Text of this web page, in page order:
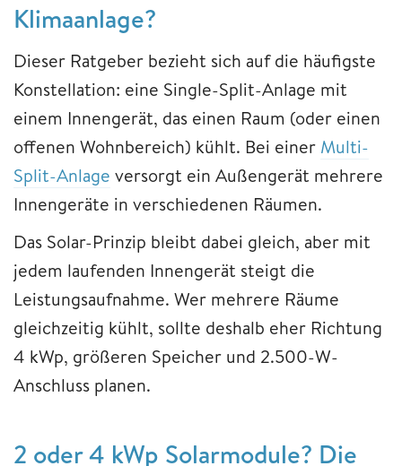
Klimaanlage?
Dieser Ratgeber bezieht sich auf die häufigste
Konstellation: eine Single-Split-Anlage mit
einem Innengerät, das einen Raum (oder einen
offenen Wohnbereich) kühlt. Bei einer Multi-
Split-Anlage versorgt ein Außengerät mehrere
Innengeräte in verschiedenen Räumen.
Das Solar-Prinzip bleibt dabei gleich, aber mit
jedem laufenden Innengerät steigt die
Leistungsaufnahme. Wer mehrere Räume
gleichzeitig kühlt, sollte deshalb eher Richtung
4 kWp, größeren Speicher und 2.500-W-
Anschluss planen.
2 oder 4 kWp Solarmodule? Die